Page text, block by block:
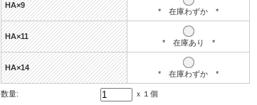
HA×9
* 在庫わずか *
HA×11
* 在庫あり *
HA×14
* 在庫わずか *
数量: ｘ１個